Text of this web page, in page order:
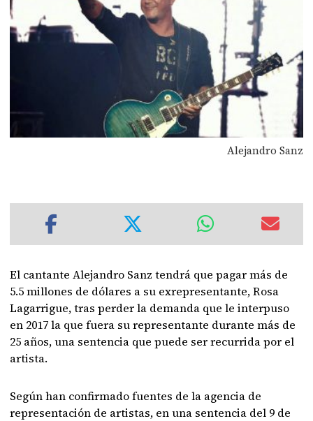
Alejandro Sanz
El cantante Alejandro Sanz tendrá que pagar más de
5.5 millones de dólares a su exrepresentante, Rosa
Lagarrigue, tras perder la demanda que le interpuso
en 2017 la que fuera su representante durante más de
25 años, una sentencia que puede ser recurrida por el
artista.
Según han confirmado fuentes de la agencia de
representación de artistas, en una sentencia del 9 de